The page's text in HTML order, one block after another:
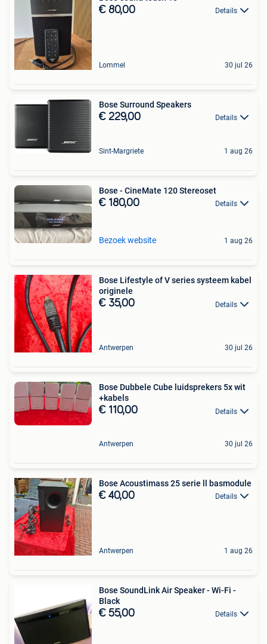
€ 80,00 Details
Lommel 30 jul 26
Bose Surround Speakers
€ 229,00 Details
Sint-Margriete 1 aug 26
Bose - CineMate 120 Stereoset
€ 180,00 Details
Bezoek website 1 aug 26
Bose Lifestyle of V series systeem kabel
originele
€ 35,00 Details
Antwerpen 30 jul 26
Bose Dubbele Cube luidsprekers 5x wit
+kabels
€ 110,00 Details
Antwerpen 30 jul 26
Bose Acoustimass 25 serie ll basmodule
€ 40,00 Details
Antwerpen 1 aug 26
Bose SoundLink Air Speaker - Wi-Fi -
Black
€ 55,00 Details